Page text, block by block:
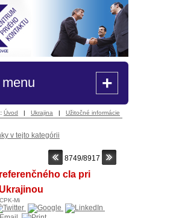
+
Úvod | Ukrajina | Užitočné informácie
v tejto kategórii
8749/8917
cla pri
CPK-Mi